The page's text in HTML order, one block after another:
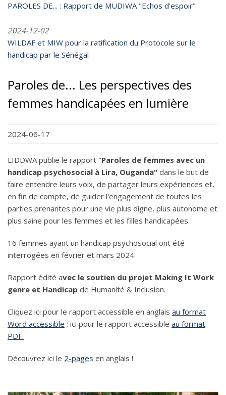
PAROLES DE... : Rapport de MUDIWA "Echos d'espoir"
2024-12-02
WILDAF et MIW pour la ratification du Protocole sur le
handicap par le Sénégal
Paroles de... Les perspectives des
femmes handicapées en lumière
2024-06-17
LIDDWA publie le rapport "Paroles de femmes avec un
handicap psychosocial à Lira, Ouganda" dans le but de
faire entendre leurs voix, de partager leurs expériences et,
en fin de compte, de guider l'engagement de toutes les
parties prenantes pour une vie plus digne, plus autonome et
plus saine pour les femmes et les filles handicapées.
16 femmes ayant un handicap psychosocial ont été
interrogées en février et mars 2024.
Rapport édité avec le soutien du projet Making It Work
genre et Handicap de Humanité & Inclusion.
Cliquez ici pour le rapport accessible en anglais au format
Word accessible ; ici pour le rapport accessible au format
PDF.
Découvrez ici le 2-pages en anglais !